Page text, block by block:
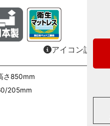
アイコン説明
さ850mm
205mm